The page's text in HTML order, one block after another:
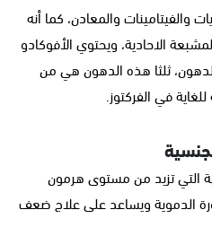
والفيتامينات والمعادن، كما أنه
الاحادية، ويحتوي الأفوكادو
جرام من الدهون، ثلثا هذه الدهون هي من
في الفركتوز.
التي تزيد من مستوى هرمون
الدموية ويساعد على علاج ضعف